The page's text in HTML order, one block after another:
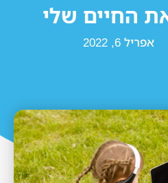
החיים שלי
אפריל 6, 2022